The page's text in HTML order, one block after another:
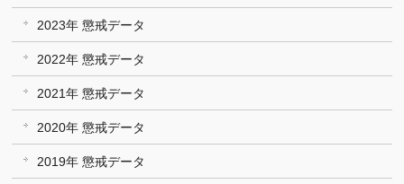
2023年 懲戒データ
2022年 懲戒データ
2021年 懲戒データ
2020年 懲戒データ
2019年 懲戒データ